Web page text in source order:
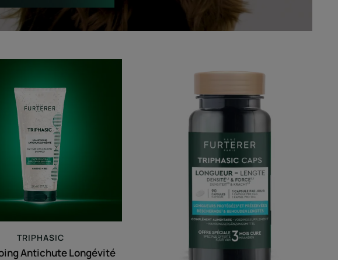
Longévité
TRIPHASIC
Antichute Longévité
longueur